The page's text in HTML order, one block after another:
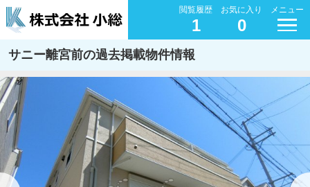
閲覧履歴
1
お気に入り
0
メニュー
サニー離宮前の過去掲載物件情報